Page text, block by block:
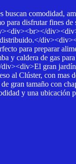
comodidad,
para disfrutar fines
para preparar
caldera de gas
gran
Clúster, con mas
tamaño con
y una